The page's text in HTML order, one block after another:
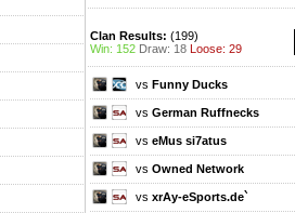
Clan Results: (199)
Win: 152 Draw: 18 Loose: 29
vs Funny Ducks
vs German Ruffnecks
vs eMus si7atus
vs Owned Network
vs xrAy-eSports.de`